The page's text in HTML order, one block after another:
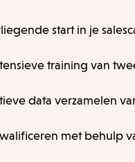
start in je
training van
data verzamelen
met behulp